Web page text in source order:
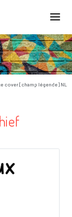
cover [champ légende] NL